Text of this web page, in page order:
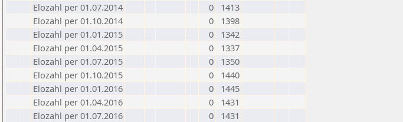
Elozahl per 01.07.2014
0
1413
Elozahl per 01.10.2014
0
1398
Elozahl per 01.01.2015
0
1342
Elozahl per 01.04.2015
0
1337
Elozahl per 01.07.2015
0
1350
Elozahl per 01.10.2015
0
1440
Elozahl per 01.01.2016
0
1445
Elozahl per 01.04.2016
0
1431
Elozahl per 01.07.2016
0
1431